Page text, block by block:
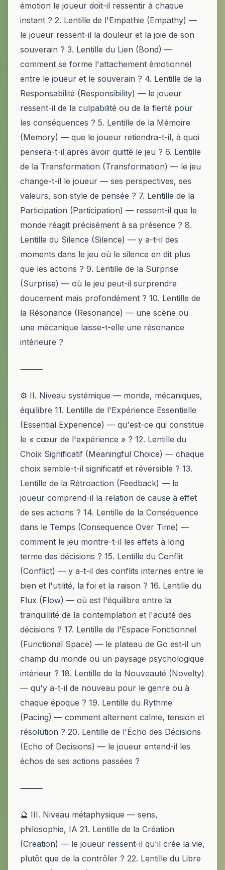
émotion le joueur doit-il ressentir à chaque
instant ? 2. Lentille de l'Empathie (Empathy) —
le joueur ressent-il la douleur et la joie de son
souverain ? 3. Lentille du Lien (Bond) —
comment se forme l'attachement émotionnel
entre le joueur et le souverain ? 4. Lentille de la
Responsabilité (Responsibility) — le joueur
ressent-il de la culpabilité ou de la fierté pour
les conséquences ? 5. Lentille de la Mémoire
(Memory) — que le joueur retiendra-t-il, à quoi
pensera-t-il après avoir quitté le jeu ? 6. Lentille
de la Transformation (Transformation) — le jeu
change-t-il le joueur — ses perspectives, ses
valeurs, son style de pensée ? 7. Lentille de la
Participation (Participation) — ressent-il que le
monde réagit précisément à sa présence ? 8.
Lentille du Silence (Silence) — y a-t-il des
moments dans le jeu où le silence en dit plus
que les actions ? 9. Lentille de la Surprise
(Surprise) — où le jeu peut-il surprendre
doucement mais profondément ? 10. Lentille de
la Résonance (Resonance) — une scène ou
une mécanique laisse-t-elle une résonance
intérieure ?
⸻
⚙️ II. Niveau systémique — monde, mécaniques,
équilibre 11. Lentille de l'Expérience Essentielle
(Essential Experience) — qu'est-ce qui constitue
le « cœur de l'expérience » ? 12. Lentille du
Choix Significatif (Meaningful Choice) — chaque
choix semble-t-il significatif et réversible ? 13.
Lentille de la Rétroaction (Feedback) — le
joueur comprend-il la relation de cause à effet
de ses actions ? 14. Lentille de la Conséquence
dans le Temps (Consequence Over Time) —
comment le jeu montre-t-il les effets à long
terme des décisions ? 15. Lentille du Conflit
(Conflict) — y a-t-il des conflits internes entre le
bien et l'utilité, la foi et la raison ? 16. Lentille du
Flux (Flow) — où est l'équilibre entre la
tranquillité de la contemplation et l'acuité des
décisions ? 17. Lentille de l'Espace Fonctionnel
(Functional Space) — le plateau de Go est-il un
champ du monde ou un paysage psychologique
intérieur ? 18. Lentille de la Nouveauté (Novelty)
— qu'y a-t-il de nouveau pour le genre ou à
chaque époque ? 19. Lentille du Rythme
(Pacing) — comment alternent calme, tension et
résolution ? 20. Lentille de l'Écho des Décisions
(Echo of Decisions) — le joueur entend-il les
échos de ses actions passées ?
⸻
🔮 III. Niveau métaphysique — sens,
philosophie, IA 21. Lentille de la Création
(Creation) — le joueur ressent-il qu'il crée la vie,
plutôt que de la contrôler ? 22. Lentille du Libre